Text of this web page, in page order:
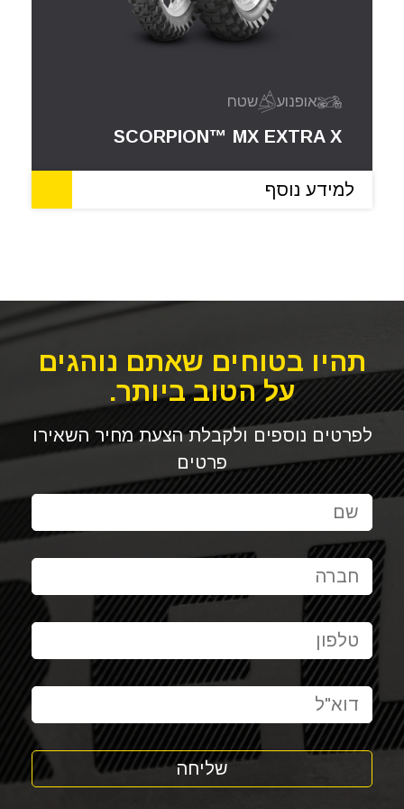
אופנוע שטח
SCORPION™ MX EXTRA X
למידע נוסף
תהיו בטוחים שאתם נוהגים
על הטוב ביותר.
לפרטים נוספים ולקבלת הצעת מחיר השאירו
פרטים